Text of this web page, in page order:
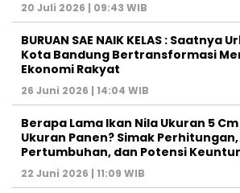
20 Juli 2026 | 09:43 WIB
BURUAN SAE NAIK KELAS : Saatnya
Kota Bandung Bertransformasi
Ekonomi Rakyat
26 Juni 2026 | 14:04 WIB
Berapa Lama Ikan Nila Ukuran 5
Ukuran Panen? Simak
Pertumbuhan, dan Potensi
22 Juni 2026 | 11:09 WIB